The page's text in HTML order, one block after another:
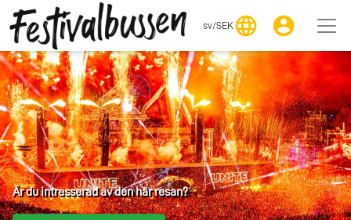
sv/SEK language account_circle
Är du intresserad av den här resan?